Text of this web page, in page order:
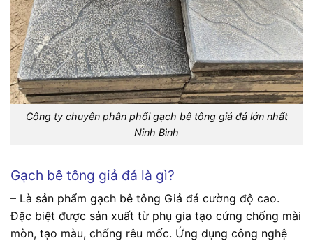
Công ty chuyên phân phối gạch bê tông giả đá lớn nhất
Ninh Bình
Gạch bê tông giả đá là gì?
– Là sản phẩm gạch bê tông Giả đá cường độ cao.
Đặc biệt được sản xuất từ phụ gia tạo cứng chống mài
mòn, tạo màu, chống rêu mốc. Ứng dụng công nghệ